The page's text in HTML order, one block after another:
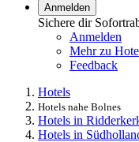
Anmelden
Sichere dir
Anmelden
Mehr zu
Feedback
Hotels
Hotels nahe Bolnes
Hotels in
Hotels in